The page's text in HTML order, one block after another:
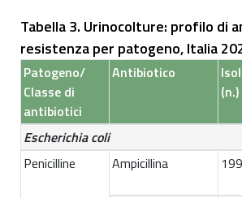
Tabella 3. Urinocolture: profilo di
resistenza per patogeno, Italia
Patogeno/
Classe di
antibiotici
Antibiotico
(n.)
Escherichia coli
Penicilline
Ampicillina